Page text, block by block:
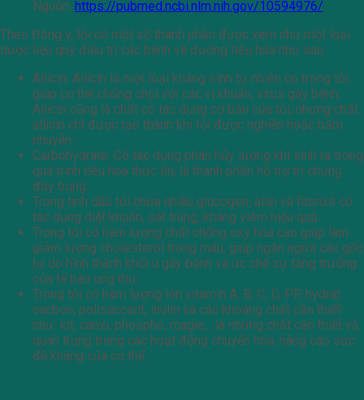
Nguồn: https://pubmed.ncbi.nlm.nih.gov/10594976/
Theo Đông y, tỏi có một số thành phần được xem như một loại
dược liệu quý điều trị các bệnh về đường tiêu hóa như sau:
Allicin: Allicin là một loại kháng sinh tự nhiên có trong tỏi
giúp cơ thể chống chọi với các vi khuẩn, virus gây bệnh.
Allicin cũng là chất có tác dụng cơ bản của tỏi, nhưng chất
allicin chỉ được tạo thành khi tỏi được nghiền hoặc băm
nhuyễn.
Carbohydrate: Có tác dụng phân hủy lượng khí sinh ra trong
quá trình tiêu hóa thức ăn, là thành phần hỗ trợ trị chứng
đầy bụng.
Trong tinh dầu tỏi chứa nhiều glucogen, aliin và fitonxit có
tác dụng diệt khuẩn, sát trùng, kháng viêm hiệu quả.
Trong tỏi có hàm lượng chất chống oxy hóa cao giúp làm
giảm lượng cholesterol trong máu, giúp ngăn ngừa các gốc
tự do hình thành khối u gây bệnh và ức chế sự tăng trưởng
của tế bào ung thư.
Trong tỏi có hàm lượng lớn vitamin A, B, C, D, PP, hydrat
cacbon, polisaccarit, inulin và các khoáng chất cần thiết
như: iot, canxi, phospho, magie,…là những chất cần thiết và
quan trọng trong các hoạt động chuyển hóa, nâng cao sức
đề kháng của cơ thể.